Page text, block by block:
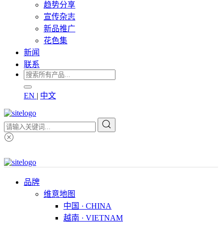
趋势分享
宣传杂志
新品推广
花色集
新闻
联系
EN | 中文
品牌
维意地图
中国 · CHINA
越南 · VIETNAM